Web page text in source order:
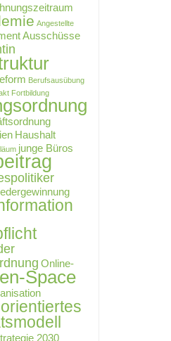
Angestellte
Ausschüsse
Berufsausübung
Fortbildung
Haushalt
junge Büros
Online-
Space
2030